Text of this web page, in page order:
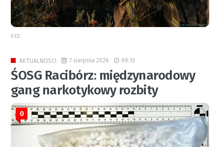
RED.
AKTUALNOŚCI 7 sierpnia 2026 09:13
ŚOSG Racibórz: międzynarodowy
gang narkotykowy rozbity
0